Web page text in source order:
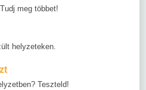
meg többet!
helyzeteken.
Teszteld!